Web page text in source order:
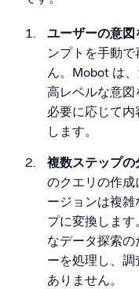
ユーザーの意図
ンプトを手動
ん。Mobot は
高レベルな意図
必要に応じて内
します。
複数ステップの
のクエリの作
ージョンは複
プに変換しま
なデータ探索
ーを処理し、
ありません。